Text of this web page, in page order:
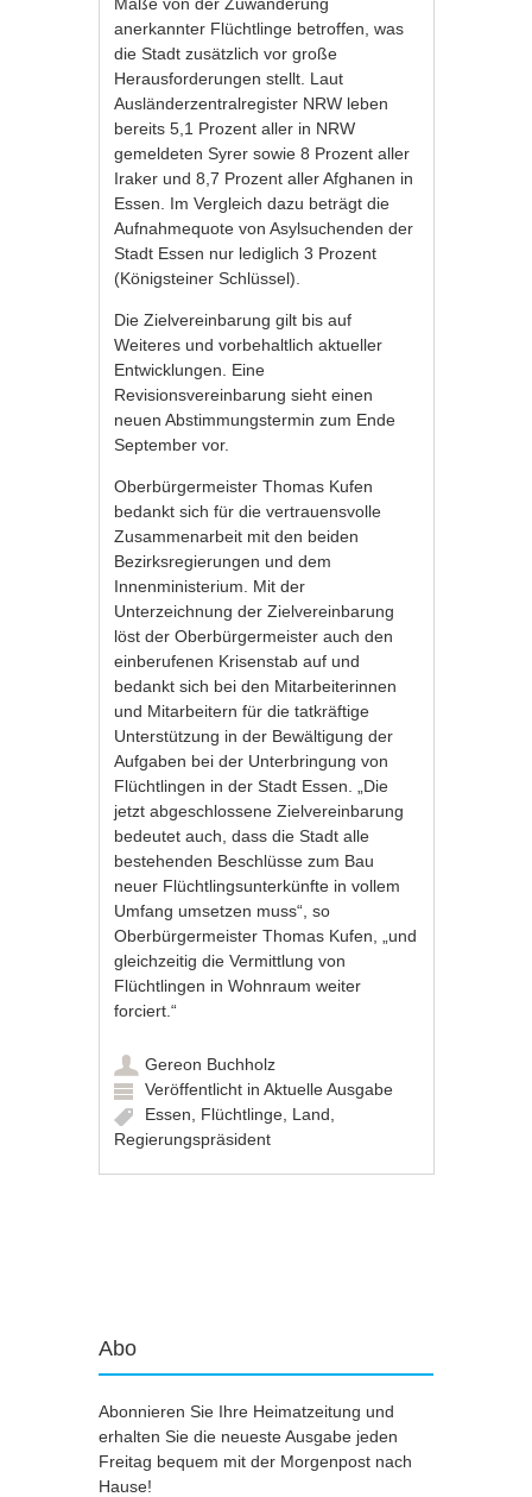
anerkannter Flüchtlinge betroffen, was
die Stadt zusätzlich vor große
Herausforderungen stellt. Laut
Ausländerzentralregister NRW leben
bereits 5,1 Prozent aller in NRW
gemeldeten Syrer sowie 8 Prozent aller
Iraker und 8,7 Prozent aller Afghanen in
Essen. Im Vergleich dazu beträgt die
Aufnahmequote von Asylsuchenden der
Stadt Essen nur lediglich 3 Prozent
(Königsteiner Schlüssel).
Die Zielvereinbarung gilt bis auf
Weiteres und vorbehaltlich aktueller
Entwicklungen. Eine
Revisionsvereinbarung sieht einen
neuen Abstimmungstermin zum Ende
September vor.
Oberbürgermeister Thomas Kufen
bedankt sich für die vertrauensvolle
Zusammenarbeit mit den beiden
Bezirksregierungen und dem
Innenministerium. Mit der
Unterzeichnung der Zielvereinbarung
löst der Oberbürgermeister auch den
einberufenen Krisenstab auf und
bedankt sich bei den Mitarbeiterinnen
und Mitarbeitern für die tatkräftige
Unterstützung in der Bewältigung der
Aufgaben bei der Unterbringung von
Flüchtlingen in der Stadt Essen. „Die
jetzt abgeschlossene Zielvereinbarung
bedeutet auch, dass die Stadt alle
bestehenden Beschlüsse zum Bau
neuer Flüchtlingsunterkünfte in vollem
Umfang umsetzen muss“, so
Oberbürgermeister Thomas Kufen, „und
gleichzeitig die Vermittlung von
Flüchtlingen in Wohnraum weiter
forciert.“
Gereon Buchholz
Veröffentlicht inAktuelle Ausgabe
Essen
Flüchtlinge Land
Regierungspräsident
Abo
Abonnieren Sie Ihre Heimatzeitung und
erhalten Sie die neueste Ausgabe jeden
Freitag bequem mit der Morgenpost nach
Hause!